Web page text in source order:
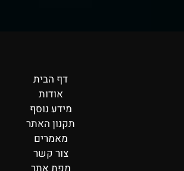
דף הבית
אודות
מידע נוסף
תקנון האתר
מאמרים
צור קשר